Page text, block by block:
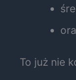
To już nie